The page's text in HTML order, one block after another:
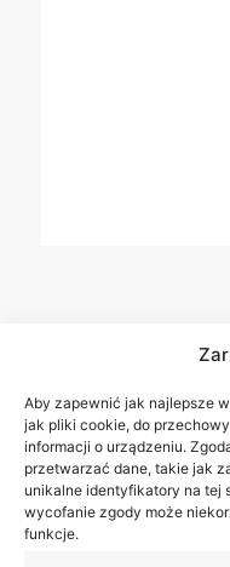
Aby zapewnić jak najlepsze
jak pliki cookie, do
informacji o urządzeniu.
przetwarzać dane, takie jak
unikalne identyfikatory na tej
wycofanie zgody może
funkcje.